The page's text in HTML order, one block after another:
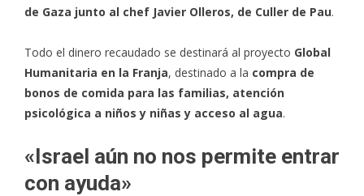
de Gaza junto al chef Javier Olleros, de Culler de Pau.
Todo el dinero recaudado se destinará al proyecto Global
Humanitaria en la Franja, destinado a la compra de
bonos de comida para las familias, atención
psicológica a niños y niñas y acceso al agua.
«Israel aún no nos permite entrar
con ayuda»